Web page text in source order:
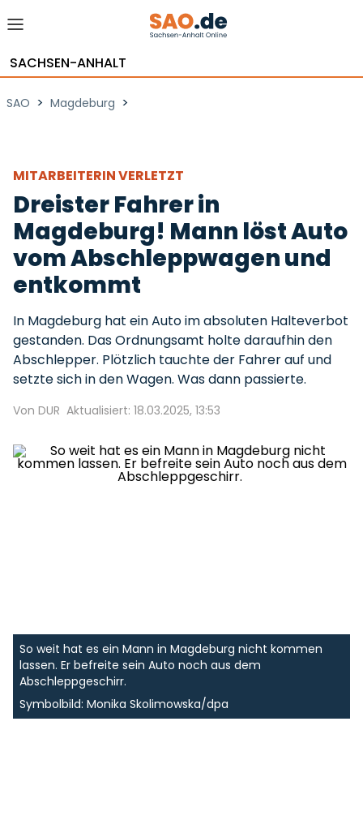
SACHSEN-ANHALT
SAO > Magdeburg >
MITARBEITERIN VERLETZT
Dreister Fahrer in
Magdeburg! Mann löst Auto
vom Abschleppwagen und
entkommt
In Magdeburg hat ein Auto im absoluten Halteverbot
gestanden. Das Ordnungsamt holte daraufhin den
Abschlepper. Plötzlich tauchte der Fahrer auf und
setzte sich in den Wagen. Was dann passierte.
Von DUR Aktualisiert: 18.03.2025, 13:53
So weit hat es ein Mann in Magdeburg nicht kommen
lassen. Er befreite sein Auto noch aus dem
Abschleppgeschirr.
Symbolbild: Monika Skolimowska/dpa